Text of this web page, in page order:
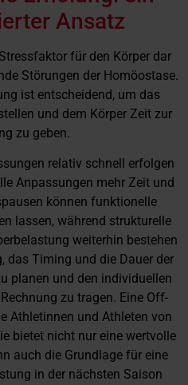
Ansatz
für den Körper dar
Störungen der Homöostase.
ist entscheidend, um das
und dem Körper Zeit zur
zu geben.
relativ schnell erfolgen
Anpassungen mehr Zeit und
können funktionelle
lassen, während strukturelle
weiterhin bestehen
das Timing und die Dauer der
planen und den individuellen
zu tragen. Eine Off-
Athletinnen und Athleten von
bietet nicht nur eine wertvolle
auch die Grundlage für eine
in der nächsten Saison